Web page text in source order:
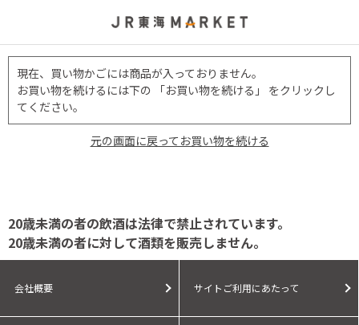
現在、買い物かごには商品が入っておりません。
お買い物を続けるには下の 「お買い物を続ける」 をクリックし
てください。
元の画面に戻ってお買い物を続ける
20歳未満の者の飲酒は法律で禁止されています。
20歳未満の者に対して酒類を販売しません。
会社概要 サイトご利用にあたって